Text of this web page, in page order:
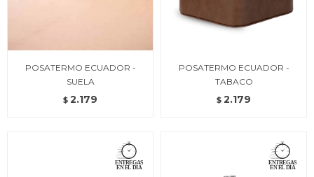
POSATERMO ECUADOR -
SUELA
$ 2.179
POSATERMO ECUADOR -
TABACO
$ 2.179